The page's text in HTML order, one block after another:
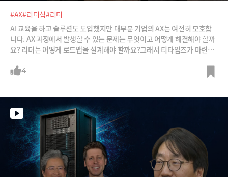
#AX#리더십#리더
AI 교육을 하고 솔루션도 도입했지만 대부분 기업의 AX는 여전히 모호합
니다. AX 과정에서 발생할 수 있는 문제는 무엇이고 어떻게 해결해야 할까
요? 리더는 어떻게 로드맵을 설계해야 할까요?그래서 티타임즈가 마련한
사장과 박성혁 SK가스 전 부사장이 워크숍에서 어떤 이야기기를 할지 미
4